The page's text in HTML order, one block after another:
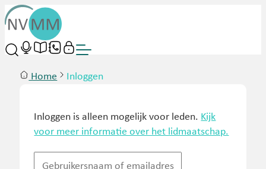
Home Inloggen
Inloggen is alleen mogelijk voor leden. Kijk
voor meer informatie over het lidmaatschap.